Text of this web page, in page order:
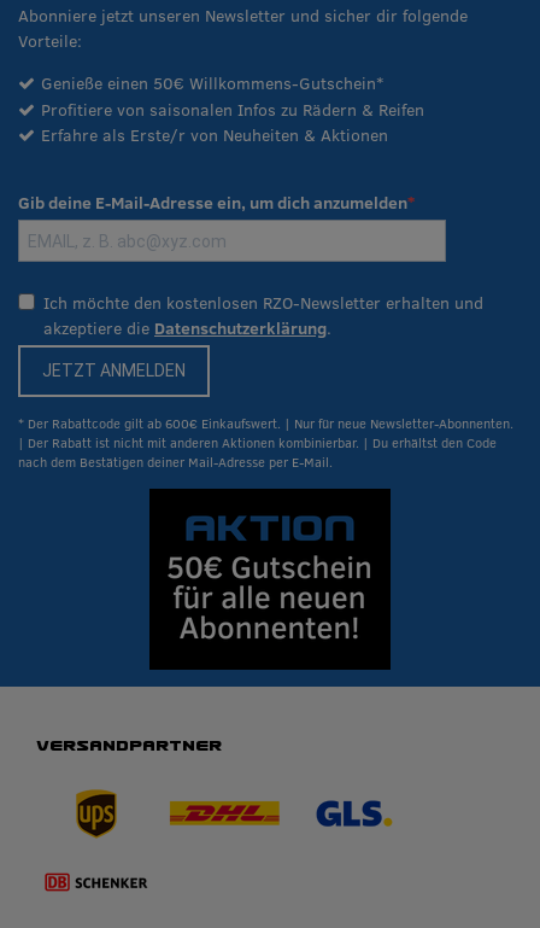
Abonniere jetzt unseren Newsletter und sicher dir folgende
Vorteile:
Genieße einen 50€ Willkommens-Gutschein*
Profitiere von saisonalen Infos zu Rädern & Reifen
Erfahre als Erste/r von Neuheiten & Aktionen
Gib deine E-Mail-Adresse ein, um dich anzumelden
Ich möchte den kostenlosen RZO-Newsletter erhalten und
akzeptiere die Datenschutzerklärung.
JETZT ANMELDEN
* Der Rabattcode gilt ab 600€ Einkaufswert. | Nur für neue Newsletter-Abonnenten.
| Der Rabatt ist nicht mit anderen Aktionen kombinierbar. | Du erhältst den Code
nach dem Bestätigen deiner Mail-Adresse per E-Mail.
VERSANDPARTNER